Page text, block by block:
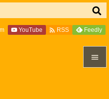

YouTube  RSS Feedly